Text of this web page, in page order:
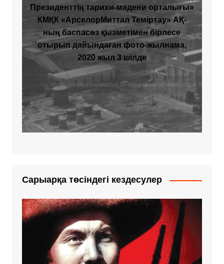
Президенттің тарихи-мәдени орталығы»
КМҚК «АрселорМиттал Теміртау» АҚ-
ның баспасөз қызметімен бірлесе
отырып дайындаған фото-жылнама,
2020 жыл 3 шілде
Сарыарқа төсіндегі кездесулер